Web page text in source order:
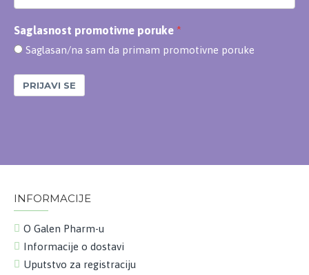
Saglasnost promotivne poruke
Saglasan/na sam da primam promotivne poruke
PRIJAVI SE
INFORMACIJE
O Galen Pharm-u
Informacije o dostavi
Uputstvo za registraciju